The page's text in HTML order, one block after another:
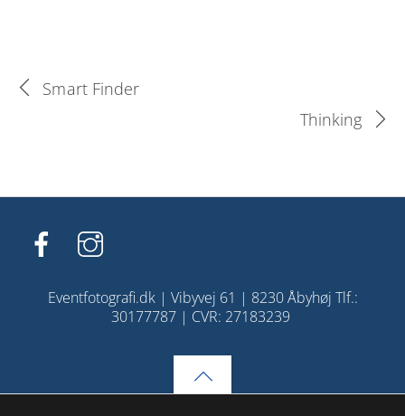
Smart Finder
Thinking
Eventfotografi.dk | Vibyvej 61 | 8230 Åbyhøj Tlf.:
30177787 | CVR: 27183239
Back